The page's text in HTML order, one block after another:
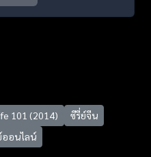
101 (2014)
ซีรี่ย์จีน
ออนไลน์